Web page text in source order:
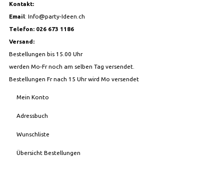
Kontakt:
Email: Info@party-Ideen.ch
Telefon: 026 673 1186
Versand:
Bestellungen bis 15.00 Uhr
werden Mo-Fr noch am selben Tag versendet.
Bestellungen Fr nach 15 Uhr wird Mo versendet
Mein Konto
Adressbuch
Wunschliste
Übersicht Bestellungen